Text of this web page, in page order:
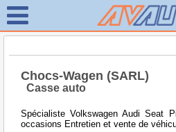
Chocs-Wagen (SARL)
Casse auto
Spécialiste Volkswagen Audi Seat
occasions Entretien et vente de